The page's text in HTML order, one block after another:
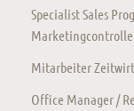
Specialist Sales
Mitarbeiter
Office Manager /